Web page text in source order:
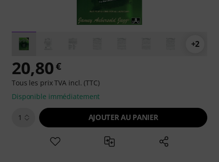
+2
20,80€
Tous les prix TVA incl. (TTC)
Disponible immédiatement
1 AJOUTER AU PANIER